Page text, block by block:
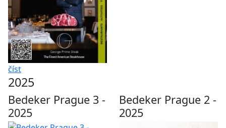
číst
2025
Bedeker Prague 3 -
2025
Bedeker Prague 2 -
2025